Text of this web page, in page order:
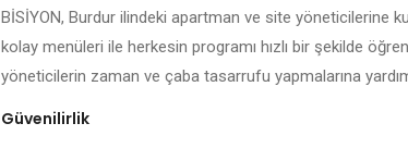
BİSİYON, Burdur ilindeki apartman ve site yöneticilerine
kolay menüleri ile herkesin programı hızlı bir şekilde
yöneticilerin zaman ve çaba tasarrufu yapmalarına
Güvenilirlik